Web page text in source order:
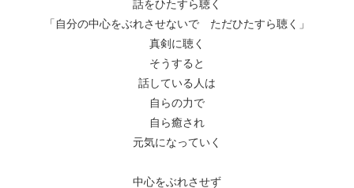
話をひたすら聴く
「自分の中心をぶれさせないで ただひたすら聴く」
真剣に聴く
そうすると
話している人は
自らの力で
自ら癒され
元気になっていく
中心をぶれさせず